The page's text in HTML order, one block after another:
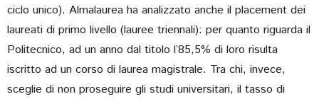
ciclo unico). Almalaurea ha analizzato anche il placement dei
laureati di primo livello (lauree triennali): per quanto riguarda il
Politecnico, ad un anno dal titolo l’85,5% di loro risulta
iscritto ad un corso di laurea magistrale. Tra chi, invece,
sceglie di non proseguire gli studi universitari, il tasso di